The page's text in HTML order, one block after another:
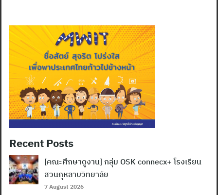
Recent Posts
[คณะศึกษาดูงาน] กลุ่ม OSK connecx+ โรงเรียน
สวนกุหลาบวิทยาลัย
7 August 2026